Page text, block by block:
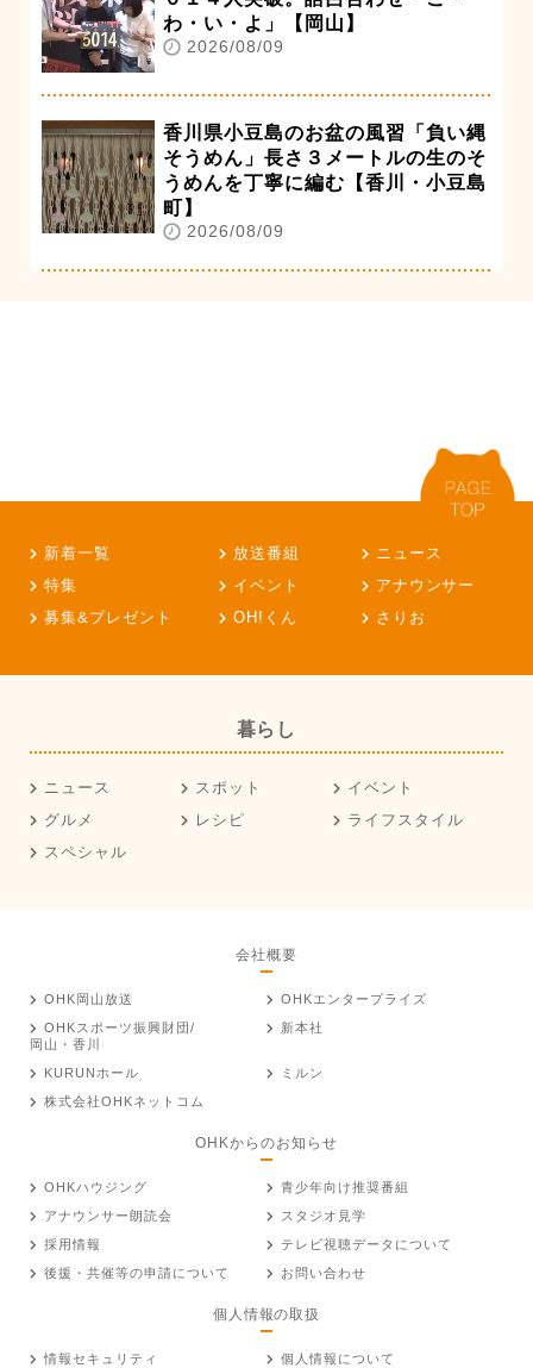
わ・い・よ」【岡山】
2026/08/09
香川県小豆島のお盆の風習「負い縄
そうめん」長さ３メートルの生のそ
うめんを丁寧に編む【香川・小豆島
町】
2026/08/09
新着一覧 放送番組
ニュース
特集
イベント
アナウンサー
募集&プレゼント
OH!くん さりお
暮らし
ニュース スポット
イベント
グルメ
レシピ
ライフスタイル
スペシャル
会社概要
OHK岡山放送
OHKエンタープライズ
OHKスポーツ振興財団/
岡山・香川
新本社
KURUNホール
ミルン
株式会社OHKネットコム
OHKからのお知らせ
OHKハウジング
青少年向け推奨番組
アナウンサー朗読会
スタジオ見学
採用情報
テレビ視聴データについて
後援・共催等の申請について
お問い合わせ
個人情報の取扱
情報セキュリティ 個人情報について